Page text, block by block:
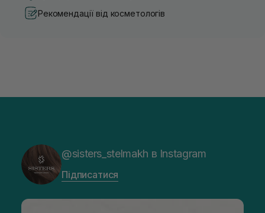
Рекомендації від косметологів
@sisters_stelmakh в Instagram
Підписатися